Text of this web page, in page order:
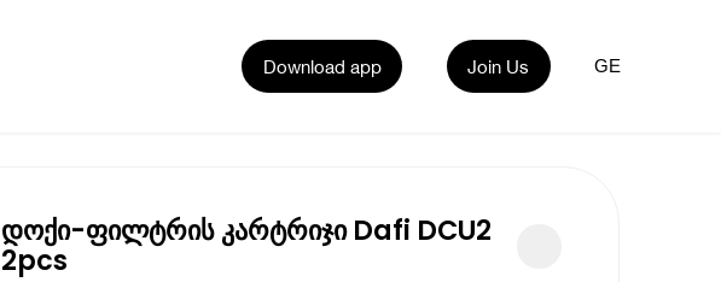
Download app Join Us GE
დოქი-ფილტრის კარტრიჯი Dafi DCU2
2pcs